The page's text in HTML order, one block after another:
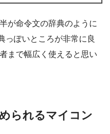
が命令文の辞典のように
っぽいところが非常に良
まで幅広く使えると思い
られるマイコン